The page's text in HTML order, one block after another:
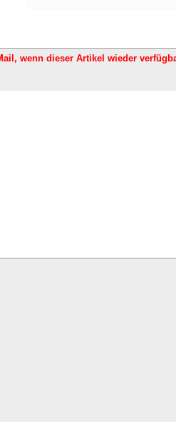
wenn dieser Artikel wieder